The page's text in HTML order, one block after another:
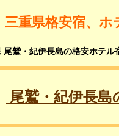
三重県格安宿、ホ
尾鷲・紀伊長島の格安ホテ
尾鷲・紀伊長